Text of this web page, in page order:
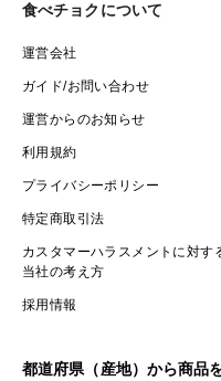
食べチョクについて
運営会社
ガイド/お問い合わせ
運営からのお知らせ
利用規約
プライバシーポリシー
特定商取引法
カスタマーハラスメントに対す
当社の考え方
採用情報
都道府県（産地）から商品